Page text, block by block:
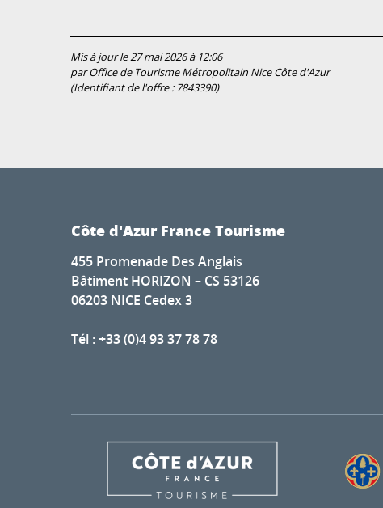
Mis à jour le 27 mai 2026 à 12:06
par Office de Tourisme Métropolitain Nice Côte d'Azur
(Identifiant de l'offre : 7843390)
Côte d'Azur France Tourisme
455 Promenade Des Anglais
Bâtiment HORIZON – CS 53126
06203 NICE Cedex 3
Tél : +33 (0)4 93 37 78 78